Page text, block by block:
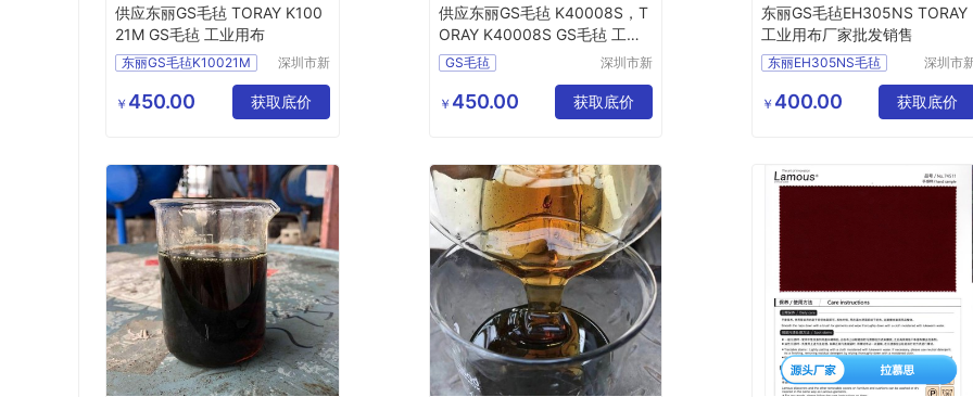
供应东丽GS毛毡 TORAY K100
21M GS毛毡 工业用布
东丽GS毛毡K10021M
K10021MGS毛毡
深圳市新
链有限公
司
￥ 450.00 获取底价
供应东丽GS毛毡 K40008S，T
ORAY K40008S GS毛毡 工业
用布
GS毛毡
TORAY毛毡批发
深圳市新
链有限公
司
￥ 450.00 获取底价
东丽GS毛毡EH305NS TORAY
工业用布厂家批发销售
东丽EH305NS毛毡
TORAY毛毡EH305NS
GS毛毡EH305NS毛毡
EH305NS毛毡批发
深圳市
链有限公
司
￥ 400.00 获取底价